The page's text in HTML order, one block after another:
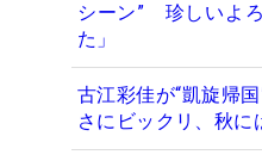
シーン” 珍しいよ
た」
古江彩佳が“凱旋帰
さにビックリ、秋に